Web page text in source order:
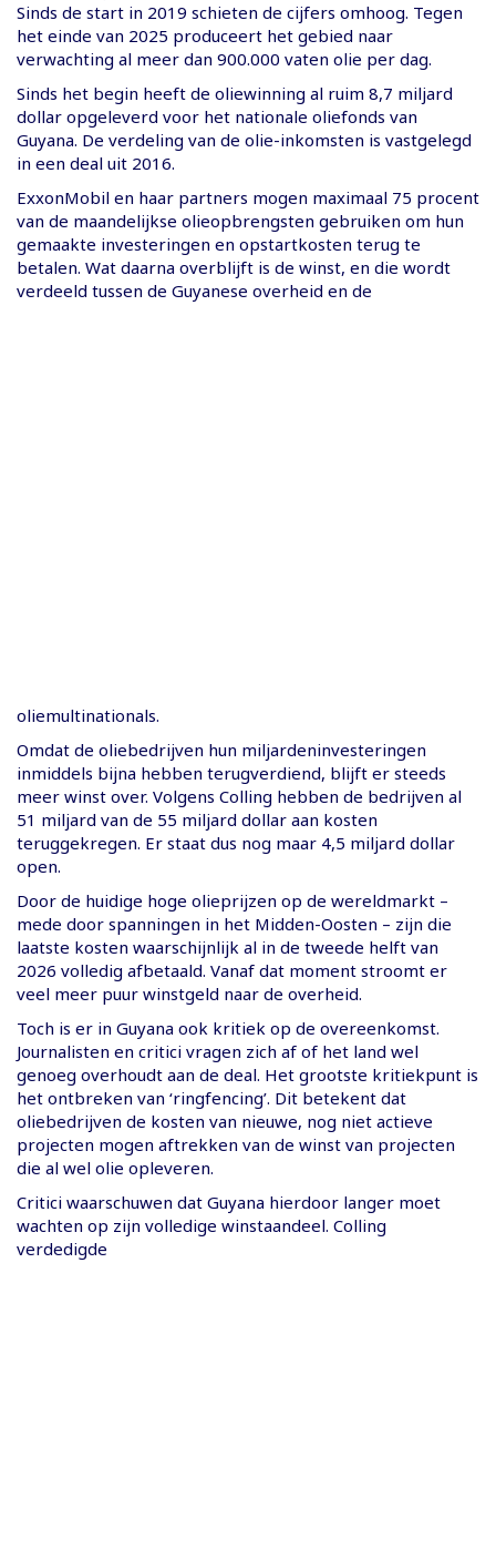
Sinds de start in 2019 schieten de cijfers omhoog. Tegen
het einde van 2025 produceert het gebied naar
verwachting al meer dan 900.000 vaten olie per dag.
Sinds het begin heeft de oliewinning al ruim 8,7 miljard
dollar opgeleverd voor het nationale oliefonds van
Guyana. De verdeling van de olie-inkomsten is vastgelegd
in een deal uit 2016.
ExxonMobil en haar partners mogen maximaal 75 procent
van de maandelijkse olieopbrengsten gebruiken om hun
gemaakte investeringen en opstartkosten terug te
betalen. Wat daarna overblijft is de winst, en die wordt
verdeeld tussen de Guyanese overheid en de
oliemultinationals.
Omdat de oliebedrijven hun miljardeninvesteringen
inmiddels bijna hebben terugverdiend, blijft er steeds
meer winst over. Volgens Colling hebben de bedrijven al
51 miljard van de 55 miljard dollar aan kosten
teruggekregen. Er staat dus nog maar 4,5 miljard dollar
open.
Door de huidige hoge olieprijzen op de wereldmarkt –
mede door spanningen in het Midden-Oosten – zijn die
laatste kosten waarschijnlijk al in de tweede helft van
2026 volledig afbetaald. Vanaf dat moment stroomt er
veel meer puur winstgeld naar de overheid.
Toch is er in Guyana ook kritiek op de overeenkomst.
Journalisten en critici vragen zich af of het land wel
genoeg overhoudt aan de deal. Het grootste kritiekpunt is
het ontbreken van ‘ringfencing’. Dit betekent dat
oliebedrijven de kosten van nieuwe, nog niet actieve
projecten mogen aftrekken van de winst van projecten
die al wel olie opleveren.
Critici waarschuwen dat Guyana hierdoor langer moet
wachten op zijn volledige winstaandeel. Colling
verdedigde